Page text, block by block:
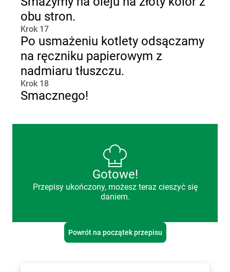
obu stron.
Krok 17
Po usmażeniu kotlety odsączamy
na ręczniku papierowym z
nadmiaru tłuszczu.
Krok 18
Smacznego!
Gotowe!
Przepisy ukończony, możesz teraz cieszyć się
daniem.
Powrót na początek przepisu